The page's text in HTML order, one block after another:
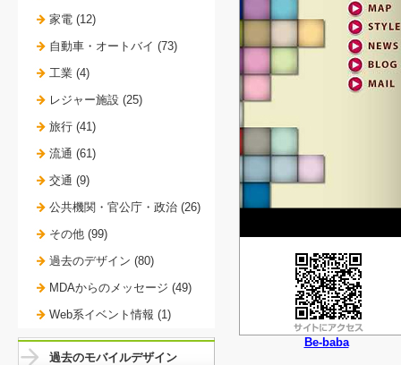
Be-baba
家電 (12)
自動車・オートバイ (73)
工業 (4)
レジャー施設 (25)
旅行 (41)
流通 (61)
交通 (9)
公共機関・官公庁・政治 (26)
その他 (99)
過去のデザイン (80)
MDAからのメッセージ (49)
Web系イベント情報 (1)
過去のモバイルデザイン